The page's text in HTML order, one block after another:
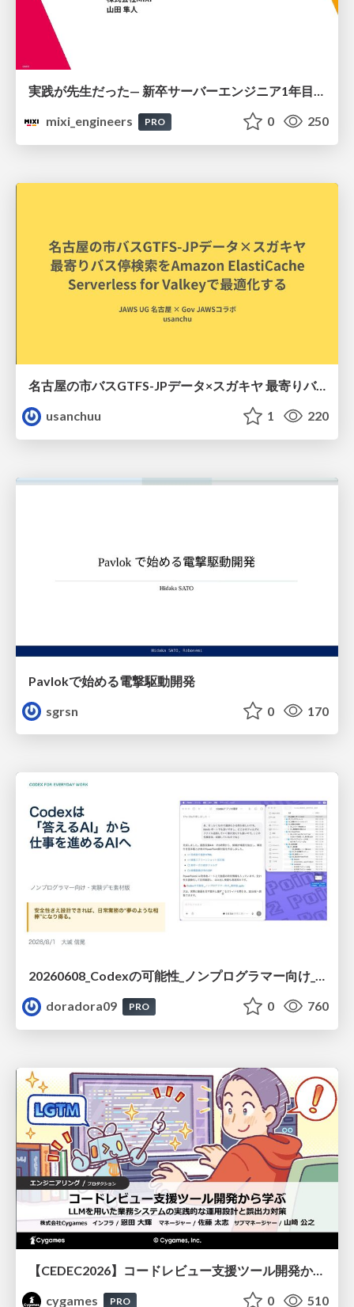
mixi_engineers
PRO 0 250
名古屋の市バスGTFS-JPデータ×スガキヤ 最寄りバス停検索をAmazon ElastiCache Serverless for Valkeyで最適化する
usanchuu
1 220
Pavlokで始める電撃駆動開発
sgrsn
0 170
20260608_Codexの可能性_ノンプログラマー向け_大城追記
doradora09
PRO 0 760
【CEDEC2026】コードレビュー支援ツール開発から学ぶ：LLMを用いた業務システムの実践的な運用設計と誤出力対策
cygames
PRO 0 510